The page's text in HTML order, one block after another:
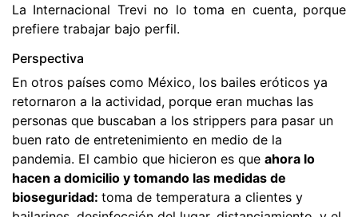
La Internacional Trevi no lo toma en cuenta, porque
prefiere trabajar bajo perfil.
Perspectiva
En otros países como México, los bailes eróticos ya
retornaron a la actividad, porque eran muchas las
personas que buscaban a los strippers para pasar un
buen rato de entretenimiento en medio de la
pandemia. El cambio que hicieron es que ahora lo
hacen a domicilio y tomando las medidas de
bioseguridad: toma de temperatura a clientes y